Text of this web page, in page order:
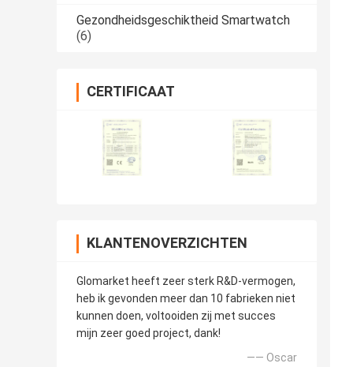
Gezondheidsgeschiktheid Smartwatch
(6)
CERTIFICAAT
KLANTENOVERZICHTEN
Glomarket heeft zeer sterk R&D-vermogen,
heb ik gevonden meer dan 10 fabrieken niet
kunnen doen, voltooiden zij met succes
mijn zeer goed project, dank!
—— Oscar